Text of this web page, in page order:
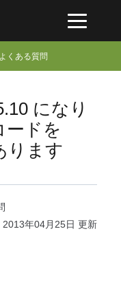
よくある質問
になり
ードを
ります
2013年04月25日 更新